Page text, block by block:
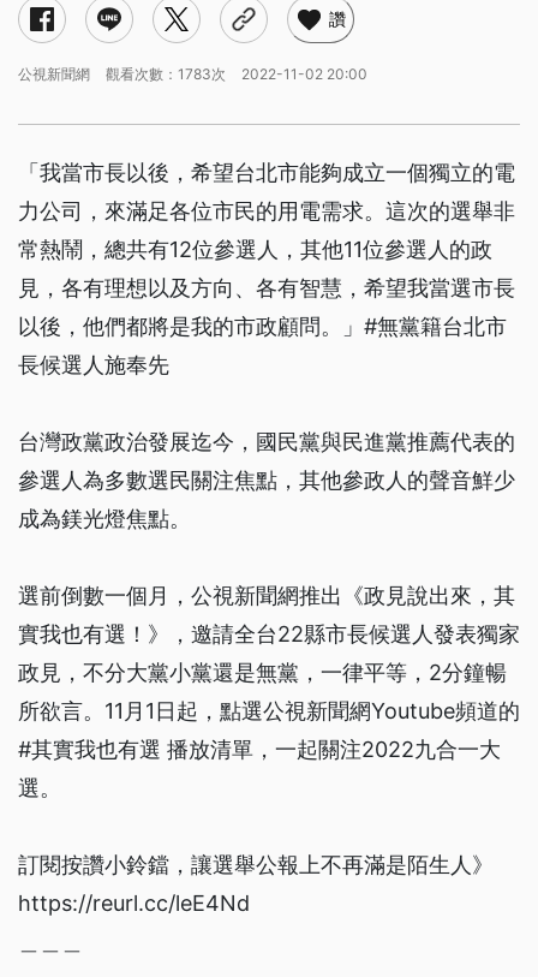
讚
公視新聞網 觀看次數：1783次 2022-11-02 20:00
「我當市長以後，希望台北市能夠成立一個獨立的電
力公司，來滿足各位市民的用電需求。這次的選舉非
常熱鬧，總共有12位參選人，其他11位參選人的政
見，各有理想以及方向、各有智慧，希望我當選市長
以後，他們都將是我的市政顧問。」#無黨籍台北市
長候選人施奉先
台灣政黨政治發展迄今，國民黨與民進黨推薦代表的
參選人為多數選民關注焦點，其他參政人的聲音鮮少
成為鎂光燈焦點。
選前倒數一個月，公視新聞網推出《政見說出來，其
實我也有選！》，邀請全台22縣市長候選人發表獨家
政見，不分大黨小黨還是無黨，一律平等，2分鐘暢
所欲言。11月1日起，點選公視新聞網Youtube頻道的
#其實我也有選 播放清單，一起關注2022九合一大
選。
訂閱按讚小鈴鐺，讓選舉公報上不再滿是陌生人》
https://reurl.cc/leE4Nd